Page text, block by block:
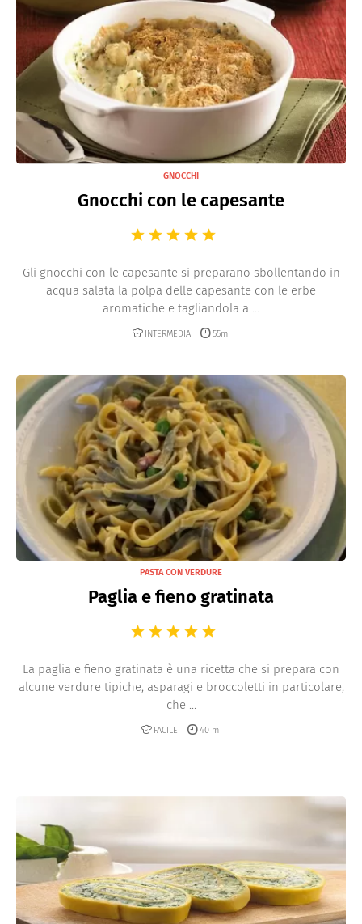
GNOCCHI
Gnocchi con le capesante
Gli gnocchi con le capesante si preparano sbollentando in
acqua salata la polpa delle capesante con le erbe
aromatiche e tagliandola a ...
INTERMEDIA 55m
PASTA CON VERDURE
Paglia e fieno gratinata
La paglia e fieno gratinata è una ricetta che si prepara con
alcune verdure tipiche, asparagi e broccoletti in particolare,
che ...
FACILE 40 m